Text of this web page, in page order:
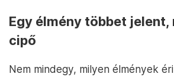
Egy élmény többet jelent,
cipő
Nem mindegy, milyen élmények